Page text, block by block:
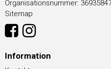
Organisationsnummer:
Sitemap
Information